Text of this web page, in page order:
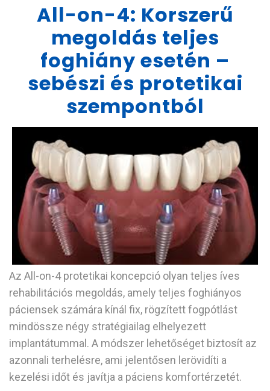
All-on-4: Korszerű
megoldás teljes
foghiány esetén –
sebészi és protetikai
szempontból
Az All-on-4 protetikai koncepció olyan teljes íves
rehabilitációs megoldás, amely teljes foghiányos
páciensek számára kínál fix, rögzített fogpótlást
mindössze négy stratégiailag elhelyezett
implantátummal . A módszer lehetőséget biztosít az
azonnali terhelésre, ami jelentősen lerövidíti a
kezelési időt és javítja a páciens komfortérzetét.